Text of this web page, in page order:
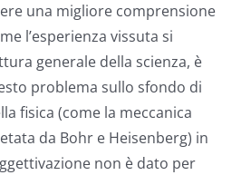
una migliore comprensione
l’esperienza vissuta si
generale della scienza, è
problema sullo sfondo di
fisica (come la meccanica
da Bohr e Heisenberg) in
non è dato per